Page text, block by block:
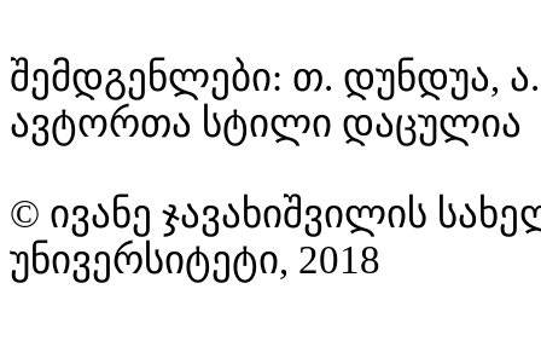
შემდგენლები: თ. დუნდუა,
ავტორთა სტილი დაცულია
© ივანე ჯავახიშვილის
უნივერსიტეტი, 2018